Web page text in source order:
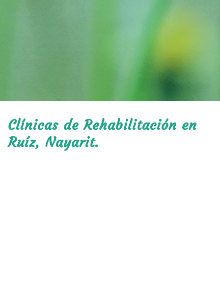
Clínicas de Rehabilitación en
Ruíz, Nayarit.